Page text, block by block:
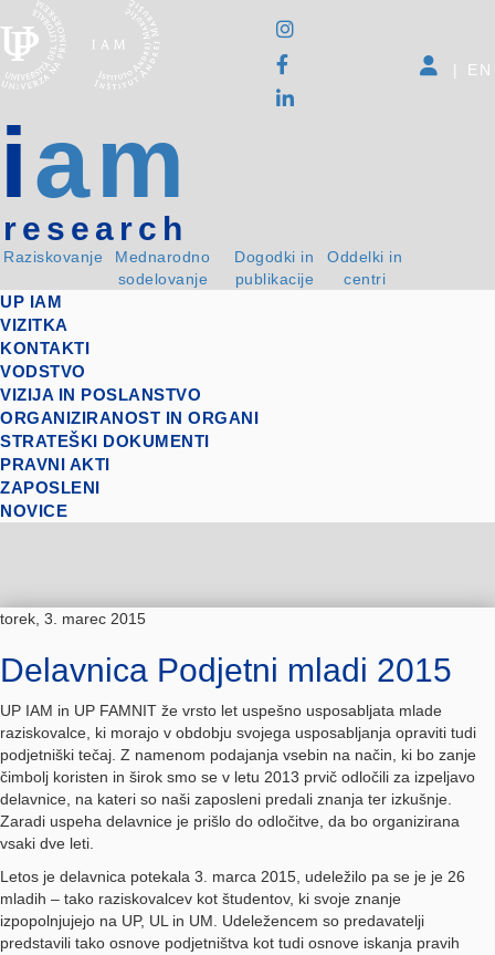
iam
research
Raziskovanje
Mednarodno
sodelovanje
Dogodki in
publikacije
Oddelki in
centri
| EN
UP IAM
VIZITKA
KONTAKTI
VODSTVO
VIZIJA IN POSLANSTVO
ORGANIZIRANOST IN ORGANI
STRATEŠKI DOKUMENTI
PRAVNI AKTI
ZAPOSLENI
NOVICE
torek, 3. marec 2015
Delavnica Podjetni mladi 2015
UP IAM in UP FAMNIT že vrsto let uspešno usposabljata mlade
raziskovalce, ki morajo v obdobju svojega usposabljanja opraviti tudi
podjetniški tečaj. Z namenom podajanja vsebin na način, ki bo zanje
čimbolj koristen in širok smo se v letu 2013 prvič odločili za izpeljavo
delavnice, na kateri so naši zaposleni predali znanja ter izkušnje.
Zaradi uspeha delavnice je prišlo do odločitve, da bo organizirana
vsaki dve leti.
Letos je delavnica potekala 3. marca 2015, udeležilo pa se je je 26
mladih – tako raziskovalcev kot študentov, ki svoje znanje
izpopolnjujejo na UP, UL in UM. Udeležencem so predavatelji
predstavili tako osnove podjetništva kot tudi osnove iskanja pravih